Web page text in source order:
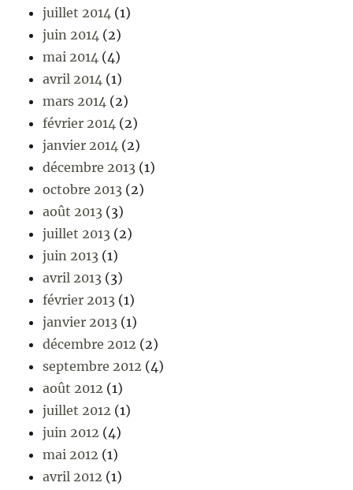
juillet 2014 (1)
juin 2014 (2)
mai 2014 (4)
avril 2014 (1)
mars 2014 (2)
février 2014 (2)
janvier 2014 (2)
décembre 2013 (1)
octobre 2013 (2)
août 2013 (3)
juillet 2013 (2)
juin 2013 (1)
avril 2013 (3)
février 2013 (1)
janvier 2013 (1)
décembre 2012 (2)
septembre 2012 (4)
août 2012 (1)
juillet 2012 (1)
juin 2012 (4)
mai 2012 (1)
avril 2012 (1)